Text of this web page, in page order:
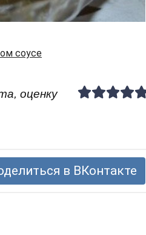
соусе
оценку
в ВКонтакте